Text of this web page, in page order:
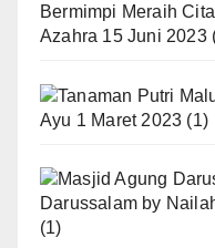
Bermimpi Meraih
Azahra 15 Juni 2023
Ayu 1 Maret 2023 (1)
Darussalam by
(1)